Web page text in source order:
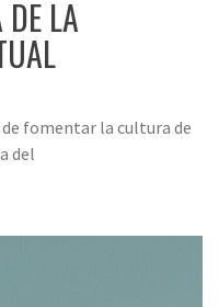
LA
fomentar la cultura de
del